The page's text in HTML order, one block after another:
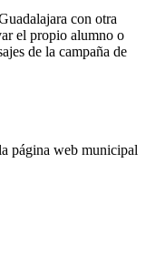
con otra
el propio alumno o
de la campaña de
página web municipal